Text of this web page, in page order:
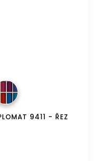
9411 - ŘEZ